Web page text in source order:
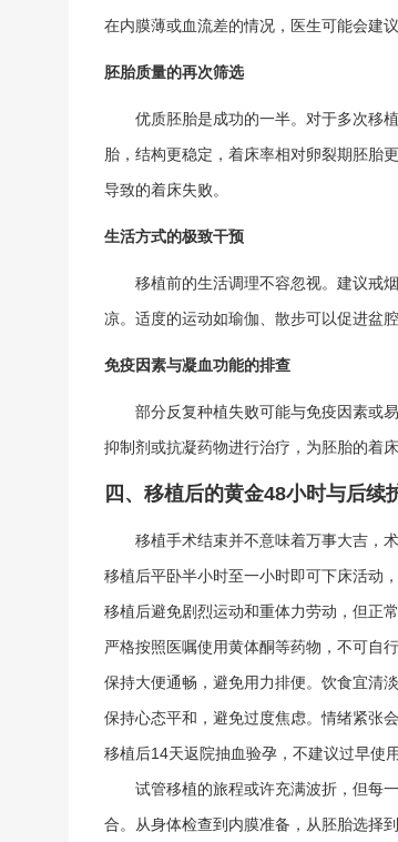
在内膜薄或血流差的情况，医生可能会建
胚胎质量的再次筛选
优质胚胎是成功的一半。对于多次移
胎，结构更稳定，着床率相对卵裂期胚胎
导致的着床失败。
生活方式的极致干预
移植前的生活调理不容忽视。建议戒
凉。适度的运动如瑜伽、散步可以促进盆
免疫因素与凝血功能的排查
部分反复种植失败可能与免疫因素或
抑制剂或抗凝药物进行治疗，为胚胎的着床
四、移植后的黄金48小时与后续
移植手术结束并不意味着万事大吉，
移植后平卧半小时至一小时即可下床活动
移植后避免剧烈运动和重体力劳动，但正
严格按照医嘱使用黄体酮等药物，不可自
保持大便通畅，避免用力排便。饮食宜清淡
保持心态平和，避免过度焦虑。情绪紧张
移植后14天返院抽血验孕，不建议过早使
试管移植的旅程或许充满波折，但每
合。从身体检查到内膜准备，从胚胎选择